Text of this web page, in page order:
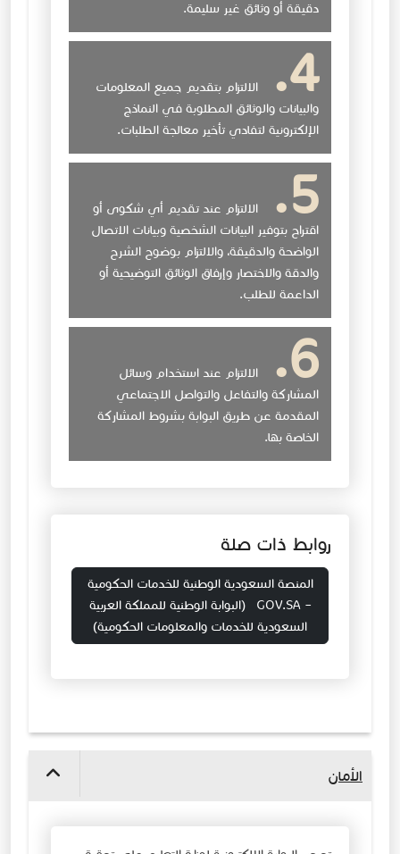
دقيقة أو وثائق غير سليمة.
الالتزام بتقديم جميع المعلومات
والبيانات والوثائق المطلوبة في النماذج
الإلكترونية لتفادي تأخير معالجة الطلبات.
الالتزام عند تقديم أي شكوى أو
اقتراح بتوفير البيانات الشخصية وبيانات الاتصال
الواضحة والدقيقة، والالتزام بوضوح الشرح
والدقة والاختصار وإرفاق الوثائق التوضيحية أو
الداعمة للطلب.
الالتزام عند استخدام وسائل
المشاركة والتفاعل والتواصل الاجتماعي
المقدمة عن طريق البوابة بشروط المشاركة
الخاصة بها.
​روابط ذات صلة
المنصة السعودية الوطنية للخدمات الحكومية
– GOV.SA ​ (البوابة الوطنية للمملكة العربية
السعودية للخدمات والمعلومات الحكومية)​
الأمان